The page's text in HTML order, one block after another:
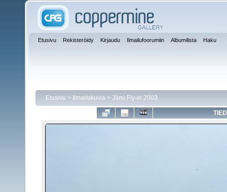
Etusivu Rekisteröidy Kirjaudu Ilmailufoorumiin Albumilista Haku
Etusivu > Ilmailukuvia > Jämi Fly-in 2003